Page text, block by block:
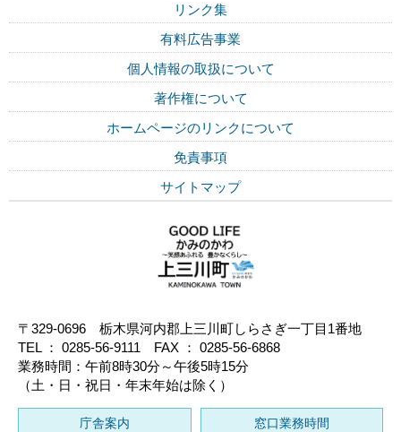
リンク集
有料広告事業
個人情報の取扱について
著作権について
ホームページのリンクについて
免責事項
サイトマップ
〒329-0696 栃木県河内郡上三川町しらさぎ一丁目1番地
TEL ： 0285-56-9111 FAX ： 0285-56-6868
業務時間：午前8時30分～午後5時15分
（土・日・祝日・年末年始は除く）
庁舎案内 窓口業務時間